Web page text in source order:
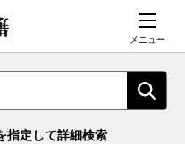
メニュー
指定して詳細検索